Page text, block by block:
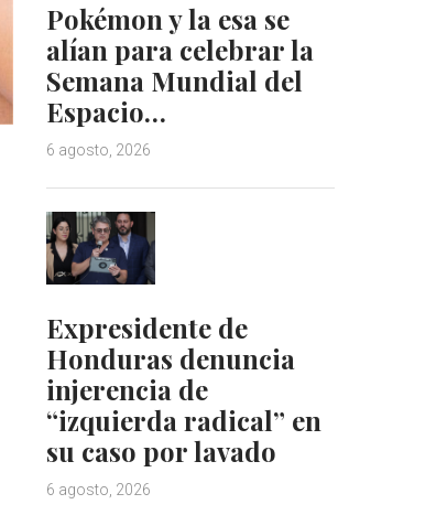
Pokémon y la esa se
alían para celebrar la
Semana Mundial del
Espacio…
6 agosto, 2026
Expresidente de
Honduras denuncia
injerencia de
“izquierda radical” en
su caso por lavado
6 agosto, 2026